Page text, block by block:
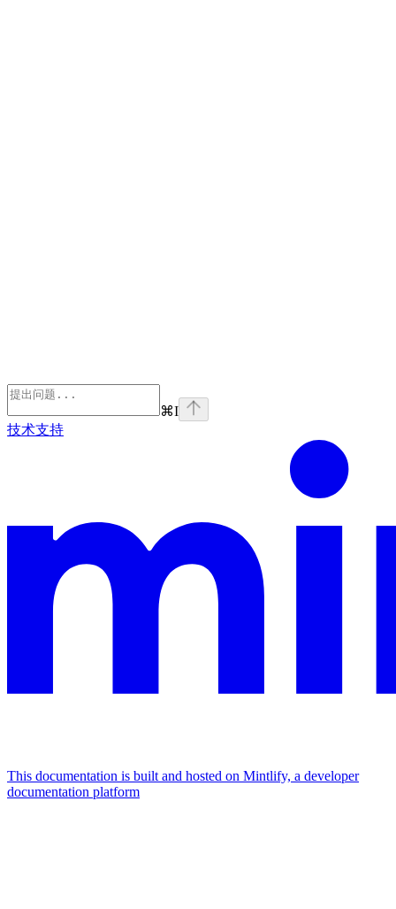
⌘I
技术支持
This documentation is built and hosted on Mintlify, a developer
documentation platform